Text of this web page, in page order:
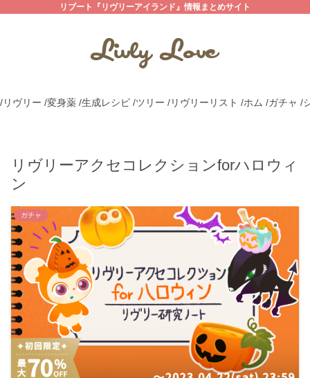
リブート『リヴリーアイランド』情報まとめサイト
/リヴリー /変身薬 /生成レシピ /ツリー /リヴリーリスト /ホム /ガチャ /
リヴリーアクセコレクションforハロウィ
ン
ガチャ